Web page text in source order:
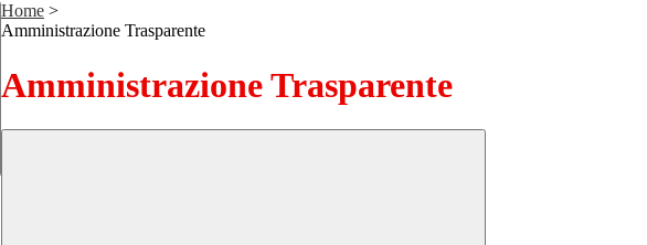
Home >
Amministrazione Trasparente
Amministrazione Trasparente